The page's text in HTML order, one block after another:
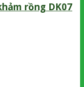
rồng DK07